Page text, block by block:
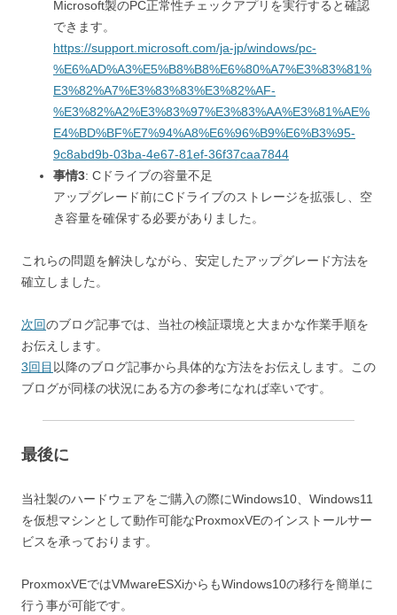
Microsoft製のPC正常性チェックアプリを実行すると確認
できます。
https://support.microsoft.com/ja-jp/windows/pc-
%E6%AD%A3%E5%B8%B8%E6%80%A7%E3%83%81%
E3%82%A7%E3%83%83%E3%82%AF-
%E3%82%A2%E3%83%97%E3%83%AA%E3%81%AE%
E4%BD%BF%E7%94%A8%E6%96%B9%E6%B3%95-
9c8abd9b-03ba-4e67-81ef-36f37caa7844
事情3: Cドライブの容量不足
アップグレード前にCドライブのストレージを拡張し、空
き容量を確保する必要がありました。
これらの問題を解決しながら、安定したアップグレード方法を
確立しました。
次回のブログ記事では、当社の検証環境と大まかな作業手順を
お伝えします。
3回目 以降のブログ記事から具体的な方法をお伝えします。この
ブログが同様の状況にある方の参考になれば幸いです。
最後に
当社製のハードウェアをご購入の際にWindows10、Windows11
を仮想マシンとして動作可能なProxmoxVEのインストールサー
ビスを承っております。
ProxmoxVEではVMwareESXiからもWindows10の移行を簡単に
行う事が可能です。